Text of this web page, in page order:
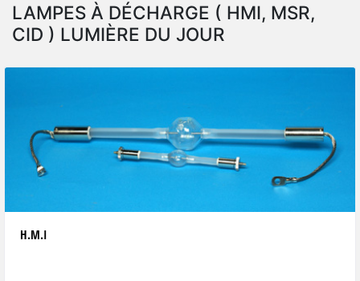
LAMPES À DÉCHARGE ( HMI, MSR,
CID ) LUMIÈRE DU JOUR
H.M.I